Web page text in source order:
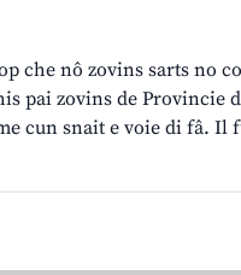
che nô zovins sarts no
pai zovins de Provincie
cun snait e voie di fâ. Il